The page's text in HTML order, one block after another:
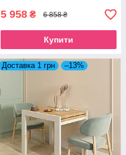
5 958 ₴ 6 858 ₴
Купити
Доставка 1 грн –13%